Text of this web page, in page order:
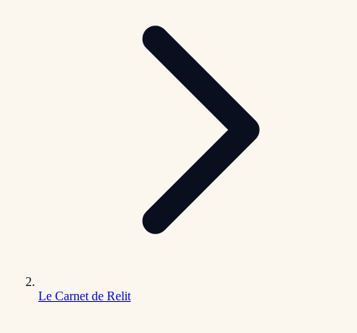
Le Carnet de Relit